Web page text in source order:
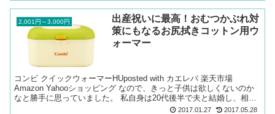
2,001円～3,000円
出産祝いに最高！おむつかぶれ対
策にもなるお尻拭きコットン用ウ
ォーマー
コンビ クイックウォーマーHUposted with カエレバ 楽天市場
Amazon Yahooショッピング なので、きっと子供は欲しくないのか
なと勝手に思っていました。 私自身は20代後半で夫と結婚し、相次
2017.01.27 2017.05.28